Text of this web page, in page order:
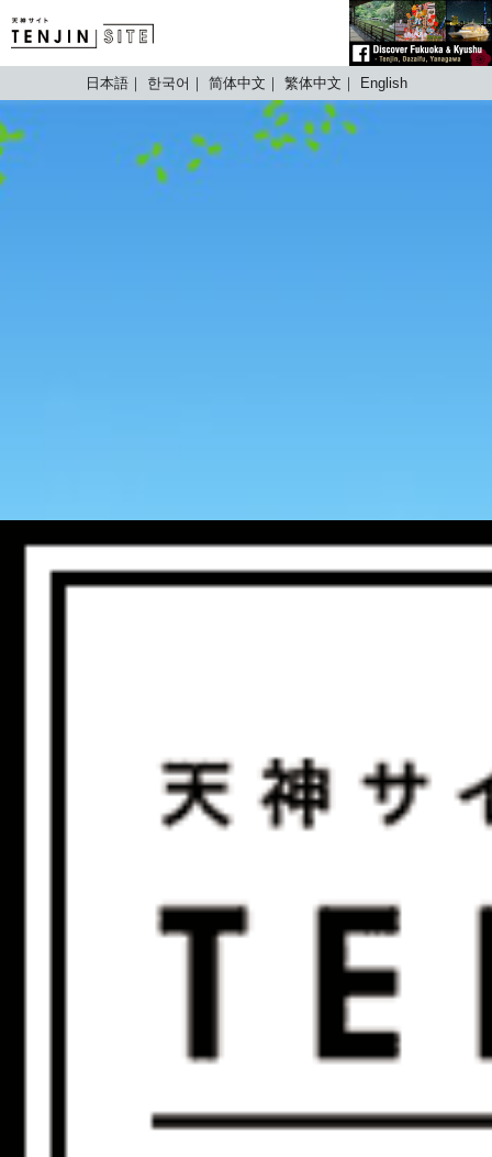
TENJIN SITE
日本語 한국어 简体中文 繁体中文 English